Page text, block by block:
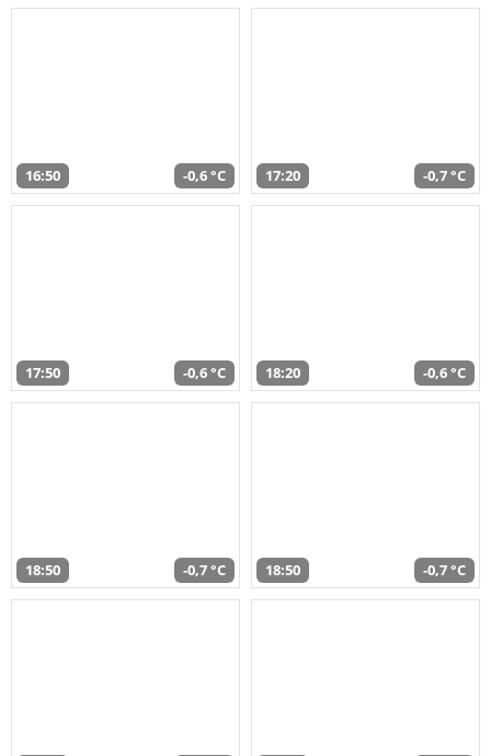
16:50 -0,6 °C 17:20 -0,7 °C
17:50 -0,6 °C 18:20 -0,6 °C
18:50 -0,7 °C 18:50 -0,7 °C